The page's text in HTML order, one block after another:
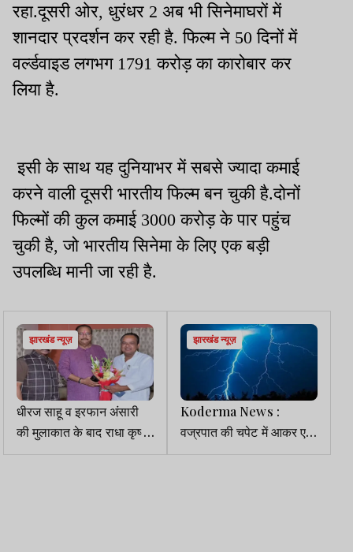
रहा.दूसरी ओर, धुरंधर 2 अब भी सिनेमाघरों में
शानदार प्रदर्शन कर रही है. फिल्म ने 50 दिनों में
वर्ल्डवाइड लगभग 1791 करोड़ का कारोबार कर
लिया है.
इसी के साथ यह दुनियाभर में सबसे ज्यादा कमाई
करने वाली दूसरी भारतीय फिल्म बन चुकी है.दोनों
फिल्मों की कुल कमाई 3000 करोड़ के पार पहुंच
चुकी है, जो भारतीय सिनेमा के लिए एक बड़ी
उपलब्धि मानी जा रही है.
झारखंड न्यूज़
धीरज साहू व इरफान अंसारी
की मुलाकात के बाद राधा कृष्ण
किशोर ने 18 तक साधी चुप्पी
झारखंड न्यूज़
Koderma News :
वज्रपात की चपेट में आकर एक
ही परिवार के तीन लोगों की मौत